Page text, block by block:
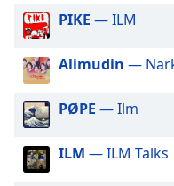
dialog
subtitles
off
selected
Audio
Track
Picture-
PIKE — ILM
Alimudin —
PØPE — Ilm
ILM — ILM Talks